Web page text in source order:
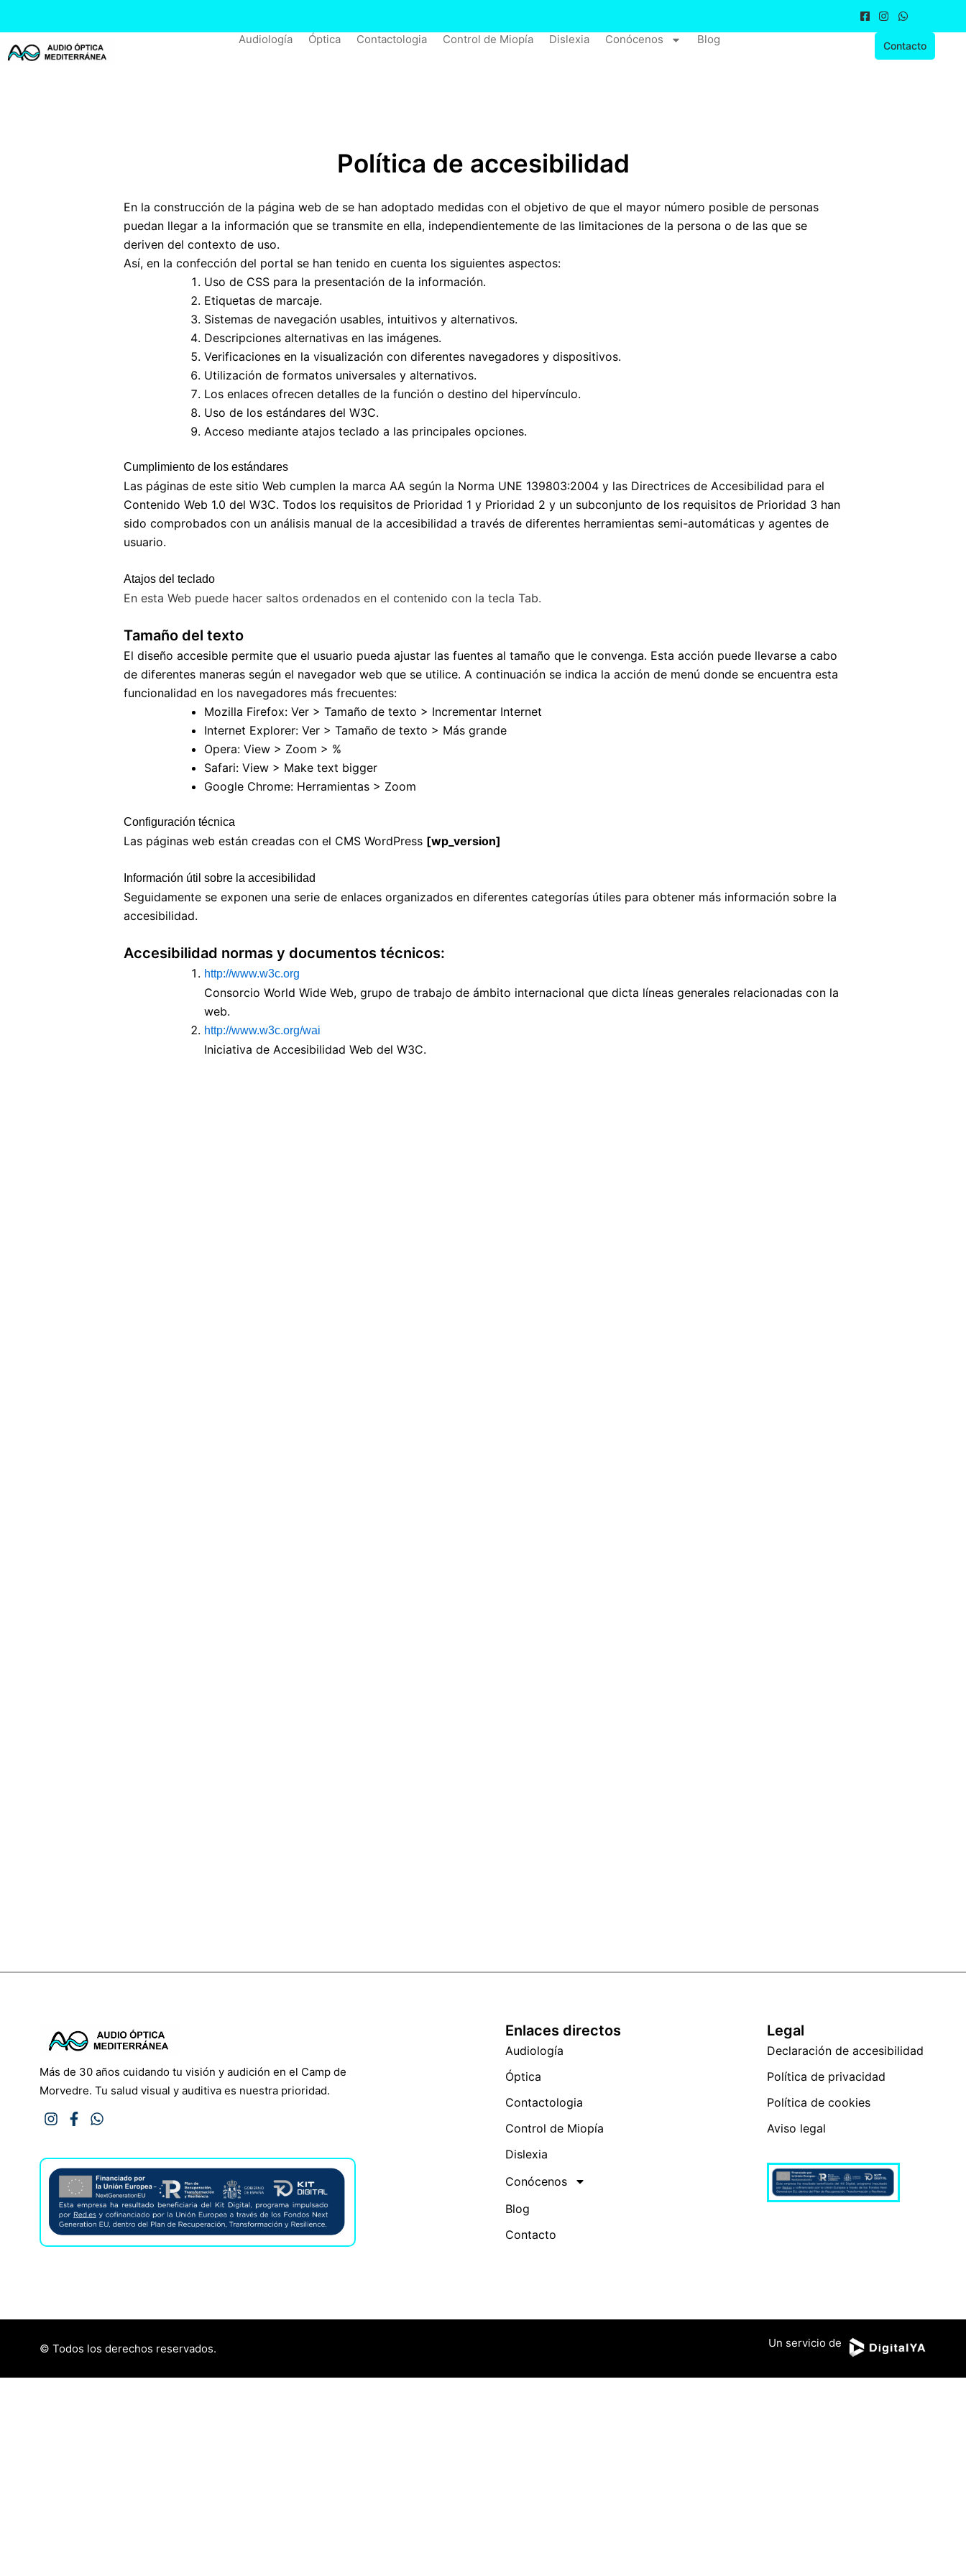
contenido
Audiología Óptica Contactologia Control de Miopía Dislexia Conócenos Blog Contacto
Política de accesibilidad
En la construcción de la página web de se han adoptado medidas con el objetivo de que el mayor número posible de personas
puedan llegar a la información que se transmite en ella, independientemente de las limitaciones de la persona o de las que se
deriven del contexto de uso.
Así, en la confección del portal se han tenido en cuenta los siguientes aspectos:
Uso de CSS para la presentación de la información.
Etiquetas de marcaje.
Sistemas de navegación usables, intuitivos y alternativos.
Descripciones alternativas en las imágenes.
Verificaciones en la visualización con diferentes navegadores y dispositivos.
Utilización de formatos universales y alternativos.
Los enlaces ofrecen detalles de la función o destino del hipervínculo.
Uso de los estándares del W3C.
Acceso mediante atajos teclado a las principales opciones.
Cumplimiento de los estándares
Las páginas de este sitio Web cumplen la marca AA según la Norma UNE 139803:2004 y las Directrices de Accesibilidad para el
Contenido Web 1.0 del W3C. Todos los requisitos de Prioridad 1 y Prioridad 2 y un subconjunto de los requisitos de Prioridad 3 han
sido comprobados con un análisis manual de la accesibilidad a través de diferentes herramientas semi-automáticas y agentes de
usuario.
Atajos del teclado
En esta Web puede hacer saltos ordenados en el contenido con la tecla Tab.
Tamaño del texto
El diseño accesible permite que el usuario pueda ajustar las fuentes al tamaño que le convenga. Esta acción puede llevarse a cabo
de diferentes maneras según el navegador web que se utilice. A continuación se indica la acción de menú donde se encuentra esta
funcionalidad en los navegadores más frecuentes:
Mozilla Firefox: Ver > Tamaño de texto > Incrementar Internet
Internet Explorer: Ver > Tamaño de texto > Más grande
Opera: View > Zoom > %
Safari: View > Make text bigger
Google Chrome: Herramientas > Zoom
Configuración técnica
Las páginas web están creadas con el CMS WordPress [wp_version]
Información útil sobre la accesibilidad
Seguidamente se exponen una serie de enlaces organizados en diferentes categorías útiles para obtener más información sobre la
accesibilidad.
Accesibilidad normas y documentos técnicos:
http://www.w3c.org
Consorcio World Wide Web, grupo de trabajo de ámbito internacional que dicta líneas generales relacionadas con la
web.
http://www.w3c.org/wai
Iniciativa de Accesibilidad Web del W3C.
Más de 30 años cuidando tu visión y audición en el Camp de
Morvedre. Tu salud visual y auditiva es nuestra prioridad.
Enlaces directos
Audiología
Óptica
Contactologia
Control de Miopía
Dislexia
Conócenos
Blog
Contacto
Legal
Declaración de accesibilidad
Política de privacidad
Política de cookies
Aviso legal
© Todos los derechos reservados. Un servicio de